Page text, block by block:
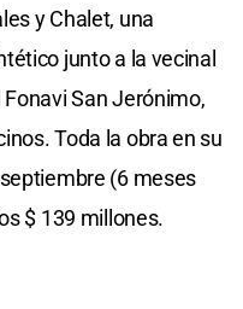
y Chalet, una
junto a la vecinal
San Jerónimo,
Toda la obra en su
(6 meses
$ 139 millones.